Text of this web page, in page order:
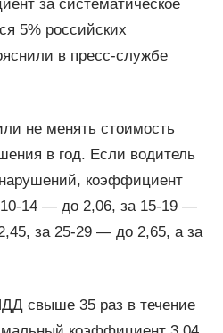
за систематическое
5% российских
в пресс-службе
не менять стоимость
в год. Если водитель
коэффициент
10-14 — до 2,06, за 15-19 —
за 25-29 — до 2,65, а за
свыше 35 раз в течение